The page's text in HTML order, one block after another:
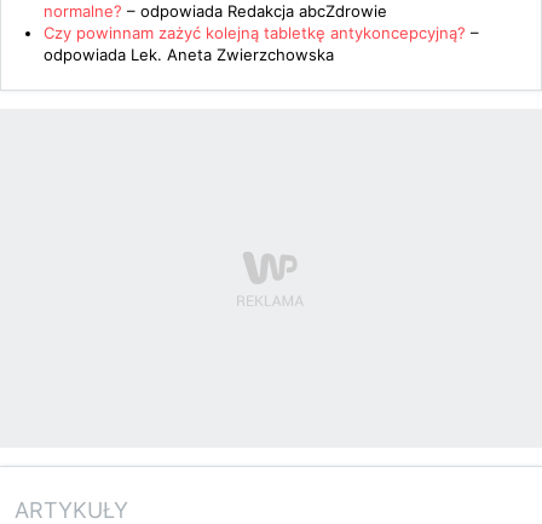
normalne? – odpowiada Redakcja abcZdrowie
Czy powinnam zażyć kolejną tabletkę antykoncepcyjną? –
odpowiada Lek. Aneta Zwierzchowska
ARTYKUŁY